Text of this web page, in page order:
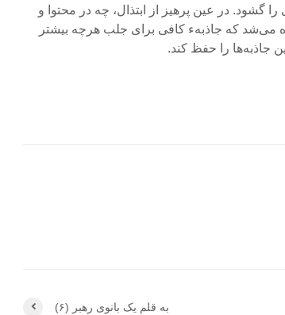
گشود. در عین‌ پرهیز از ابتذال، چه در محتوا و
که جاذبهء کافی برای جلب هرچه بیشتر
جاذبه‌ها را حفظ کند.
به قلم یک بانوی رهبر (۶)